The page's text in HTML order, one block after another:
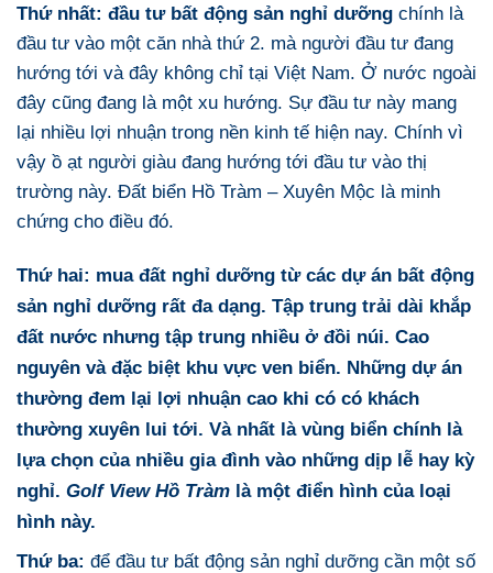
Thứ nhất: đầu tư bất động sản nghỉ dưỡng chính là
đầu tư vào một căn nhà thứ 2. mà người đầu tư đang
hướng tới và đây không chỉ tại Việt Nam. Ở nước ngoài
đây cũng đang là một xu hướng. Sự đầu tư này mang
lại nhiều lợi nhuận trong nền kinh tế hiện nay. Chính vì
vậy ồ ạt người giàu đang hướng tới đầu tư vào thị
trường này. Đất biển Hồ Tràm – Xuyên Mộc là minh
chứng cho điều đó.
Thứ hai: mua đất nghỉ dưỡng từ các dự án bất động
sản nghỉ dưỡng rất đa dạng. Tập trung trải dài khắp
đất nước nhưng tập trung nhiều ở đồi núi. Cao
nguyên và đặc biệt khu vực ven biển. Những dự án
thường đem lại lợi nhuận cao khi có có khách
thường xuyên lui tới. Và nhất là vùng biển chính là
lựa chọn của nhiều gia đình vào những dịp lễ hay kỳ
nghỉ. Golf View Hồ Tràm là một điển hình của loại
hình này.
Thứ ba: để đầu tư bất động sản nghỉ dưỡng cần một số